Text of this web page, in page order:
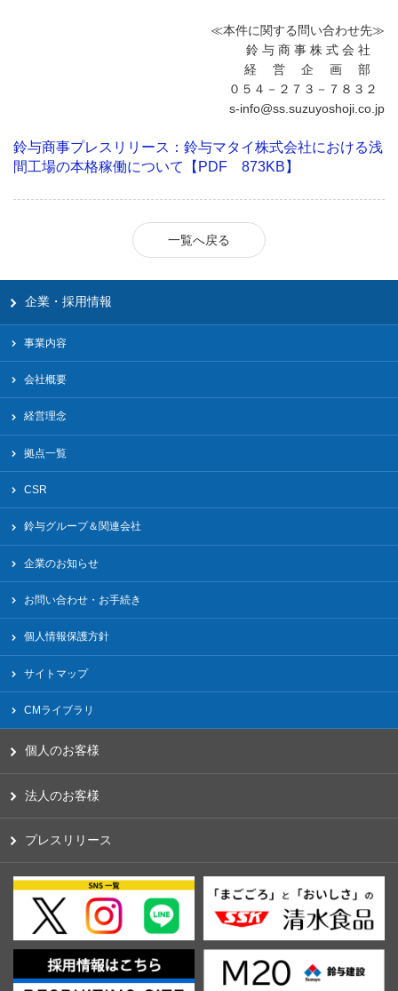
≪本件に関する問い合わせ先≫
鈴 与 商 事 株 式 会 社
経 営 企 画 部
０５４－２７３－７８３２
s-info@ss.suzuyoshoji.co.jp
鈴与商事プレスリリース：鈴与マタイ株式会社における浅
間工場の本格稼働について【PDF 873KB】
一覧へ戻る
企業・採用情報
事業内容
会社概要
経営理念
拠点一覧
CSR
鈴与グループ＆関連会社
企業のお知らせ
お問い合わせ・お手続き
個人情報保護方針
サイトマップ
CMライブラリ
個人のお客様
法人のお客様
プレスリリース